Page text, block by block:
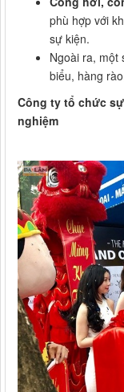
phù hợp với
sự kiện.
Ngoài ra, một
biểu, hàng
Công ty tổ chức
nghiệm